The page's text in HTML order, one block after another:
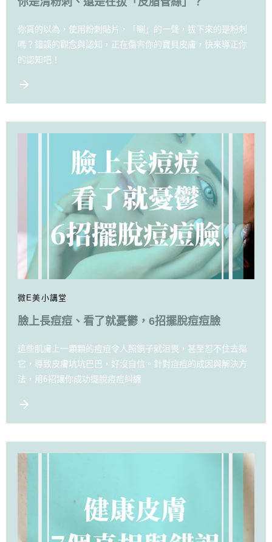
你真的以為，使用粉刺貼片，「唰」的一聲，拔下來的是粉刺
嗎？錯誤的觀念與認知，正在傷害你的寶貝皮膚，快來導正你
的認知吧！
微E美小講堂
臉上長痘痘、看了就憂鬱，6招擺脫痘痘臉
這些肌膚上一顆顆的痘痘令人照鏡子就沮喪，甚至忍不住去摳
它，導致皮膚坑坑巴巴，好沒自信。針對痘痘的成因與解決方
法，用6招讓你成功擺脫痘痘糾纏